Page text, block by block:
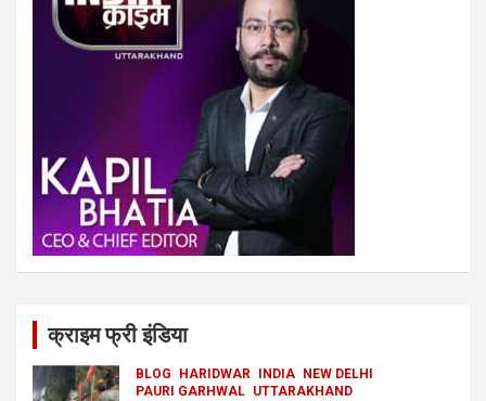
क्राइम फ्री इंडिया
BLOG HARIDWAR INDIA NEW DELHI
PAURI GARHWAL UTTARAKHAND